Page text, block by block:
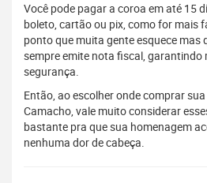
Você pode pagar a coroa em até 15
boleto, cartão ou pix, como for mais
ponto que muita gente esquece mas
sempre emite nota fiscal, garantindo
segurança.
Então, ao escolher onde comprar
Camacho, vale muito considerar
bastante pra que sua homenagem
nenhuma dor de cabeça.